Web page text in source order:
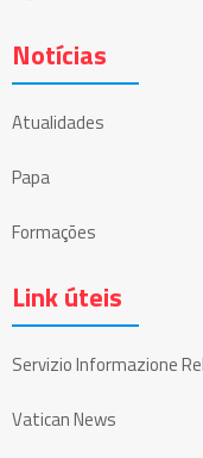
Notícias
Atualidades
Papa
Formações
Link úteis
Servizio Informazione
Vatican News